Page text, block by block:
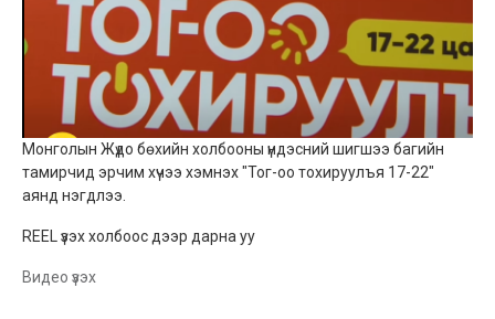
Монголын Жүдо бөхийн холбооны үндэсний шигшээ багийн
тамирчид эрчим хүчээ хэмнэх "Тог-оо тохируулъя 17-22"
аянд нэгдлээ.
REEL үзэх холбоос дээр дарна уу
Видео үзэх